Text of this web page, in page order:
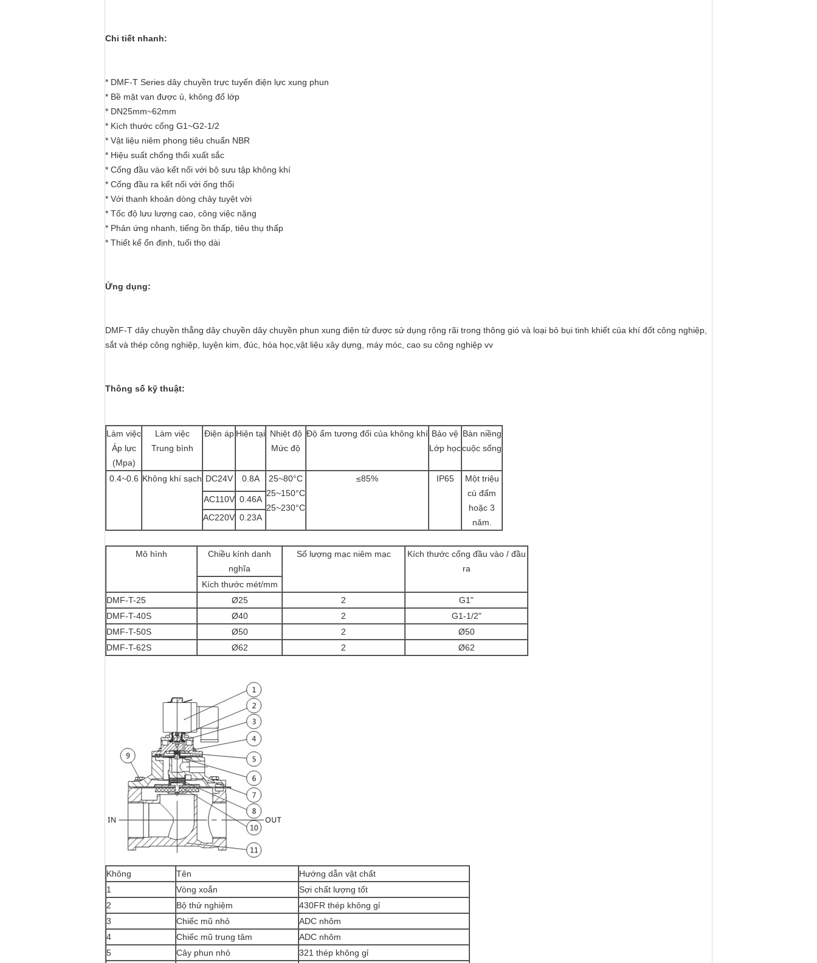
Chi tiết nhanh:
* DMF-T Series dây chuyền trực tuyến điện lực xung phun
* Bề mặt van được ủ, không đổ lớp
* DN25mm~62mm
* Kích thước cổng G1~G2-1/2
* Vật liệu niêm phong tiêu chuẩn NBR
* Hiệu suất chống thổi xuất sắc
* Cổng đầu vào kết nối với bộ sưu tập không khí
* Cổng đầu ra kết nối với ống thổi
* Với thanh khoản dòng chảy tuyệt vời
* Tốc độ lưu lượng cao, công việc nặng
* Phản ứng nhanh, tiếng ồn thấp, tiêu thụ thấp
* Thiết kế ổn định, tuổi thọ dài
Ứng dụng:
DMF-T dây chuyền thẳng dây chuyền dây chuyền phun xung điện tử được sử dụng rộng rãi trong thông gió và loại bỏ bụi tinh khiết của khí đốt công nghiệp,
sắt và thép công nghiệp, luyện kim, đúc, hóa học,vật liệu xây dựng, máy móc, cao su công nghiệp vv
Thông số kỹ thuật:
Làm việc
Áp lực
(Mpa)
Làm việc
Trung bình
Điện áp Hiện tại Nhiệt độ
Mức độ
Độ ẩm tương đối của không khí Bảo vệ
Lớp học
Bàn niềng
cuộc sống
0.4~0.6 Không khí sạch DC24V 0.8A
25~80°C
25~150°C
25~230°C
≤85% IP65
Một triệu
cú đấm
hoặc 3
năm.
AC110V 0.46A
AC220V 0.23A
Mô hình
Chiều kính danh
nghĩa
Số lượng mạc niêm mạc
Kích thước cổng đầu vào / đầu
ra
Kích thước mét/mm
DMF-T-25
Ø25 2
G1"
DMF-T-40S
Ø40 2
G1-1/2"
DMF-T-50S
Ø50 2
Ø50
DMF-T-62S
Ø62 2 Ø62
Không Tên
Hướng dẫn vật chất
1
Vòng xoắn
Sợi chất lượng tốt
2
Bộ thử nghiệm
430FR thép không gỉ
3
Chiếc mũ nhỏ
ADC nhôm
4
Chiếc mũ trung tâm
ADC nhôm
5
Cây phun nhỏ
321 thép không gỉ